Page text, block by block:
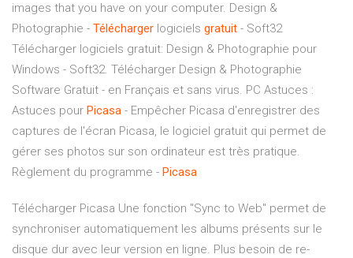
images that you have on your computer. Design &
Photographie - Télécharger logiciels gratuit - Soft32
Télécharger logiciels gratuit: Design & Photographie pour
Windows - Soft32. Télécharger Design & Photographie
Software Gratuit - en Français et sans virus. PC Astuces :
Astuces pour Picasa - Empêcher Picasa d'enregistrer des
captures de l'écran Picasa, le logiciel gratuit qui permet de
gérer ses photos sur son ordinateur est très pratique.
Règlement du programme - Picasa
Télécharger Picasa Une fonction "Sync to Web" permet de
synchroniser automatiquement les albums présents sur le
disque dur avec leur version en ligne. Plus besoin de re-